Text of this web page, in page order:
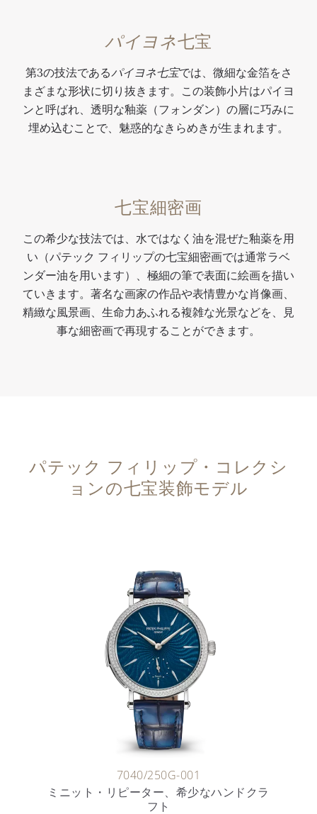
パイヨネ七宝
第3の技法であるパイヨネ七宝では、微細な金箔をさ
まざまな形状に切り抜きます。この装飾小片はパイヨ
ンと呼ばれ、透明な釉薬（フォンダン）の層に巧みに
埋め込むことで、魅惑的なきらめきが生まれます。
七宝細密画
この希少な技法では、水ではなく油を混ぜた釉薬を用
い（パテック フィリップの七宝細密画では通常ラベ
ンダー油を用います）、極細の筆で表面に絵画を描い
ていきます。著名な画家の作品や表情豊かな肖像画、
精緻な風景画、生命力あふれる複雑な光景などを、見
事な細密画で再現することができます。
パテック フィリップ・コレクシ
ョンの七宝装飾モデル
7040/250G-001
ミニット・リピーター、希少なハンドクラ
フト